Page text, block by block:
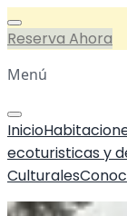
Reserva Ahora
Menú
Inicio
ecoturisticas y
Culturales